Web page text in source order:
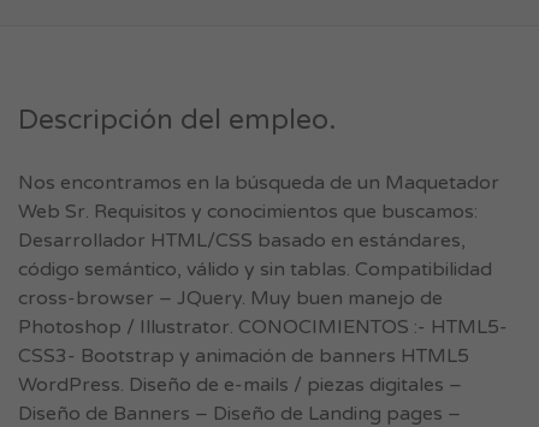
Descripción del empleo.
Nos encontramos en la búsqueda de un Maquetador
Web Sr. Requisitos y conocimientos que buscamos:
Desarrollador HTML/CSS basado en estándares,
código semántico, válido y sin tablas. Compatibilidad
cross-browser – JQuery. Muy buen manejo de
Photoshop / Illustrator. CONOCIMIENTOS :- HTML5-
CSS3- Bootstrap y animación de banners HTML5
WordPress. Diseño de e-mails / piezas digitales –
Diseño de Banners – Diseño de Landing pages –